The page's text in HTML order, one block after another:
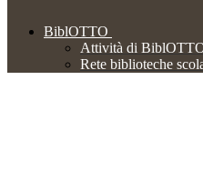
BiblOTTO
Attività di
Rete biblioteche